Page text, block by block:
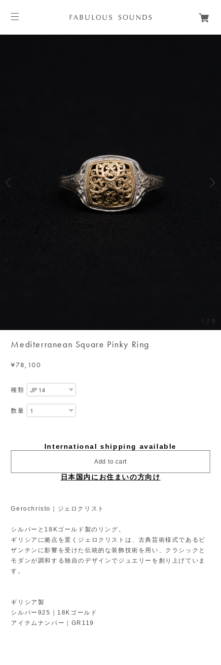
1 / 3
Mediterranean Square Pinky Ring
¥78,100
種類
数量
International shipping available
Add to cart
日本国内にお住まいの方向け
Gerochristo｜ジェロクリスト
シルバーと18Kゴールド製のリング。
ギリシアに拠点を置くジェロクリストは、古典芸術様式であるビ
ザンチンに影響を受けた伝統的な装飾技術を用い、クラシックと
モダンが調和する独自のデザインでジュエリーを創り上げていま
す。
ギリシア製
シルバー925｜18Kゴールド
アイテムナンバー｜GR119